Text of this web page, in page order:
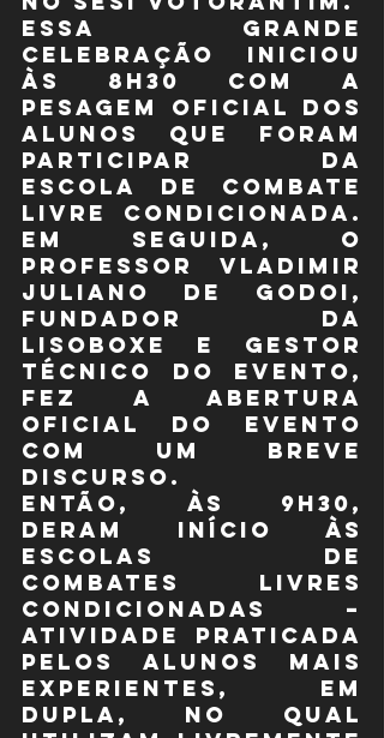
Essa grande
celebração iniciou
às 8h30 com a
pesagem oficial dos
alunos que foram
participar da
Escola de Combate
Livre Condicionada.
Em seguida, o
Professor Vladimir
Juliano de Godoi,
fundador da
LISOBOXE e gestor
técnico do evento,
fez a abertura
oficial do evento
com um breve
discurso.
Então, às 9h30,
deram início às
Escolas de
Combates Livres
Condicionadas –
atividade praticada
pelos alunos mais
experientes, em
dupla, no qual